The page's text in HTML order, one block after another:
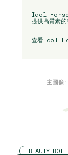
Idol Horse為
提供高質素的
查看Idol
主圖像:
BEAUTY BOLT